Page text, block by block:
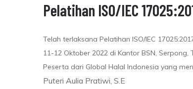
Pelatihan ISO/IEC
Telah terlaksana Pelatihan ISO/IEC
11-12 Oktober 2022 di Kantor BSN, Serpong,
Peserta dari Global Halal Indonesia yang
Puteri Aulia Pratiwi, S.E